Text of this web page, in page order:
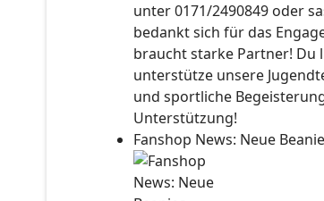
unter 0171/2490849 oder
bedankt sich für das
braucht starke Partner! Du
unterstütze unsere
und sportliche
Unterstützung!
Fanshop News: Neue